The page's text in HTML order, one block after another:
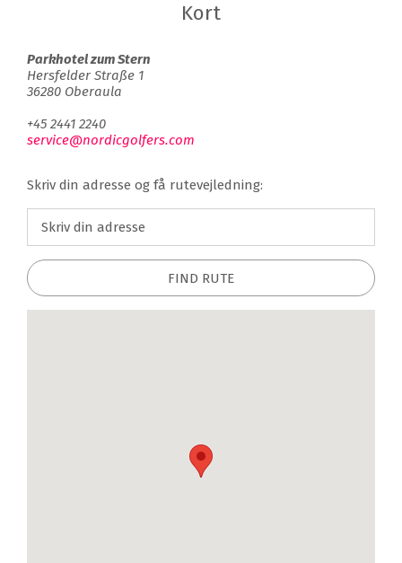
Kort
Parkhotel zum Stern
Hersfelder Straße 1
36280 Oberaula
+45 2441 2240
service@nordicgolfers.com
Skriv din adresse og få rutevejledning:
FIND RUTE